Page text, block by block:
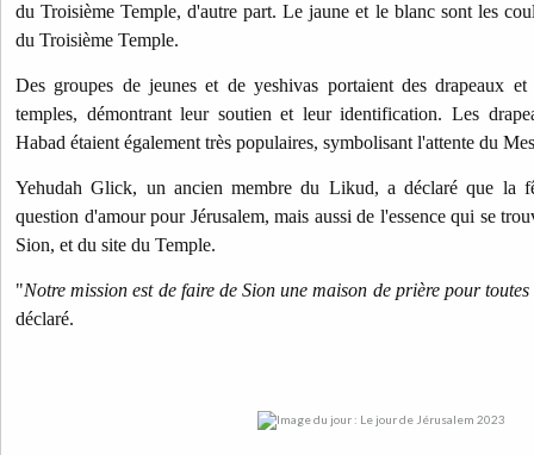
du Troisième Temple, d'autre part.Le jaune et le blanc sont les
du Troisième Temple.
Des groupes de jeunes et de yeshivas portaient des drapeaux et
temples, démontrant leur soutien et leur identification. Les
Habad étaient également très populaires, symbolisant l'attente du
Yehudah Glick, un ancien membre du Likud, a déclaré que la
question d'amour pour Jérusalem, mais aussi de l'essence qui se
Sion, et du site du Temple.
"Notre mission est de faire de Sion une maison de prière pour
déclaré.